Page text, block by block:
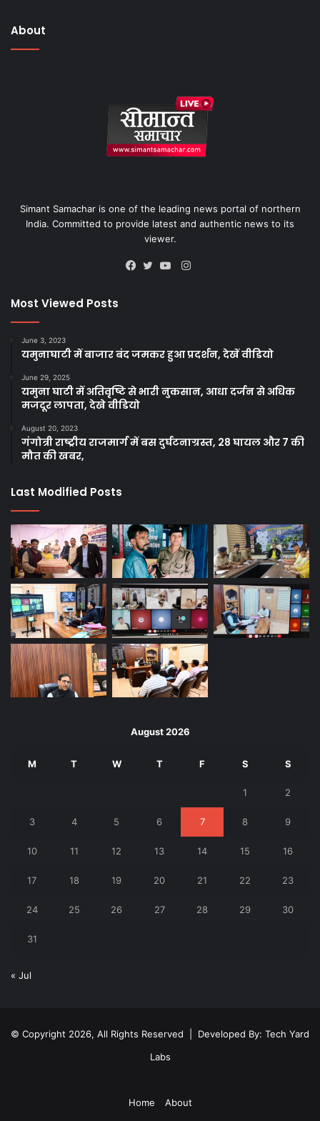
About
Simant Samachar is one of the leading news portal of northern
India. Committed to provide latest and authentic news to its
viewer.
Instagram
Most Viewed Posts
June 3, 2023
यमुनाघाटी में बाजार बंद जमकर हुआ प्रदर्शन, देखें वीडियो
June 29, 2025
यमुना घाटी में अतिवृष्टि से भारी नुकसान, आधा दर्जन से अधिक
मजदूर लापता, देखे वीडियो
August 20, 2023
गंगोत्री राष्ट्रीय राजमार्ग में बस दुर्घटनाग्रस्त, 28 घायल और 7 की
मौत की खबर,
Last Modified Posts
August 2026
M T W T F S S
1 2
3 4 5 6 7 8 9
10 11 12 13 14 15 16
17 18 19 20 21 22 23
24 25 26 27 28 29 30
31
« Jul
© Copyright 2026, All Rights Reserved | Developed By: Tech Yard
Labs
Home About